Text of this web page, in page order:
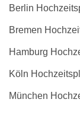
Berlin
Bremen
Hamburg
Köln
München